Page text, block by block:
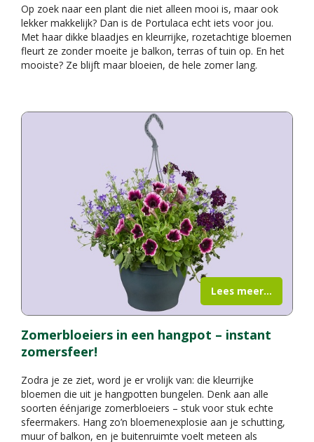
Op zoek naar een plant die niet alleen mooi is, maar ook
lekker makkelijk? Dan is de Portulaca echt iets voor jou.
Met haar dikke blaadjes en kleurrijke, rozetachtige bloemen
fleurt ze zonder moeite je balkon, terras of tuin op. En het
mooiste? Ze blijft maar bloeien, de hele zomer lang.
Zomerbloeiers in een hangpot – instant
zomersfeer!
Zodra je ze ziet, word je er vrolijk van: die kleurrijke
bloemen die uit je hangpotten bungelen. Denk aan alle
soorten éénjarige zomerbloeiers – stuk voor stuk echte
sfeermakers. Hang zo’n bloemenexplosie aan je schutting,
muur of balkon, en je buitenruimte voelt meteen als
Lees meer...